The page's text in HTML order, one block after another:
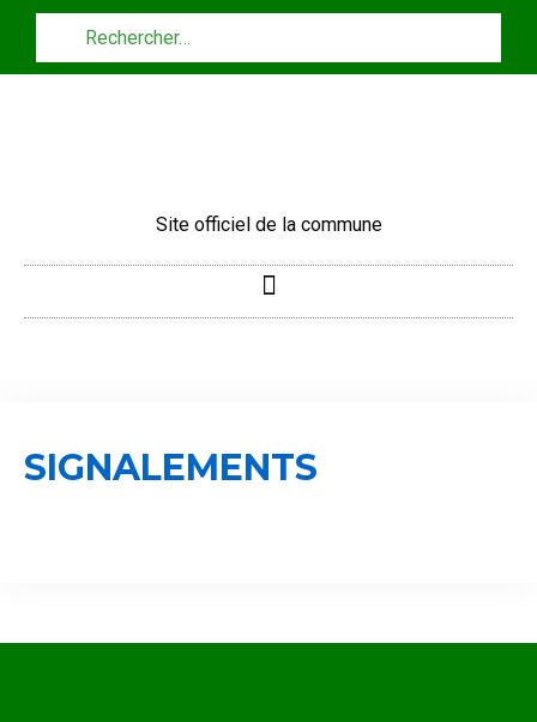
Panneau de gestion des cookies
Site officiel de la commune
SIGNALEMENTS